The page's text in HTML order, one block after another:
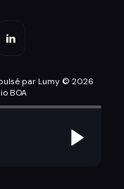
par Lumy © 2026
BOA